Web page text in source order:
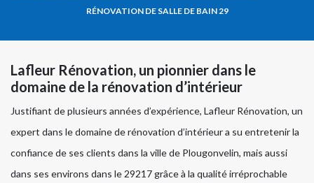
RÉNOVATION DE SALLE DE BAIN 29
Lafleur Rénovation, un pionnier dans le
domaine de la rénovation d’intérieur
Justifiant de plusieurs années d’expérience, Lafleur Rénovation, un
expert dans le domaine de rénovation d’intérieur a su entretenir la
confiance de ses clients dans la ville de Plougonvelin, mais aussi
dans ses environs dans le 29217 grâce à la qualité irréprochable